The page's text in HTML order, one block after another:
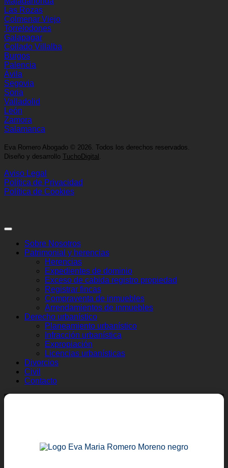
Las Rozas
Colmenar Viejo
Torrelodones
Galapagar
Collado Villalba
Burgos
Palencia
Ávila
Segovia
Soria
Valladolid
León
Zamora
Salamanca
Eva Romero Abogado © 2026. Todos los derechos reservados.
Diseño y desarrollo TuchoDigital
Aviso Legal
Política de Privacidad
Política de Cookies
Sobre Nosotros
Patrimonial y herencias
Herencias
Expedientes de dominio
Exceso de cabida registro propiedad
Registrar fincas
Compraventa de inmuebles
Arrendamientos de inmuebles
Derecho urbanístico
Planeamiento urbanístico
Infracción urbanística
Expropiación
Licencias urbanísticas
Divorcios
Civil
Contacto